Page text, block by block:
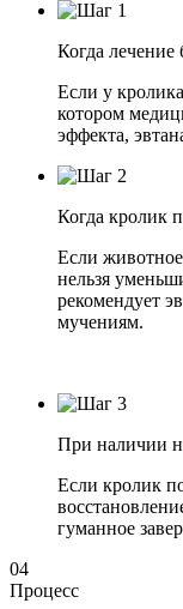
Когда лечение
Если у
котором
эффекта,
Когда кролик
Если
нельзя
рекомендует
мучениям.
При наличии
Если кролик
гуманное
04
Процесс